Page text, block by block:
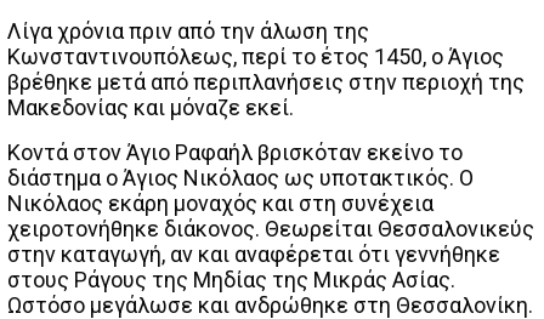
Λίγα χρόνια πριν από την άλωση της
Κωνσταντινουπόλεως, περί το έτος 1450, ο Άγιος
βρέθηκε μετά από περιπλανήσεις στην περιοχή της
Μακεδονίας και μόναζε εκεί.
Κοντά στον Άγιο Ραφαήλ βρισκόταν εκείνο το
διάστημα ο Άγιος Νικόλαος ως υποτακτικός. Ο
Νικόλαος εκάρη μοναχός και στη συνέχεια
χειροτονήθηκε διάκονος. Θεωρείται Θεσσαλονικεύς
στην καταγωγή, αν και αναφέρεται ότι γεννήθηκε
στους Ράγους της Μηδίας της Μικράς Ασίας.
Ωστόσο μεγάλωσε και ανδρώθηκε στη Θεσσαλονίκη.